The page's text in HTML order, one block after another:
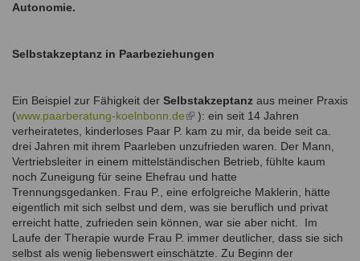
Autonomie.
Selbstakzeptanz in Paarbeziehungen
Ein Beispiel zur Fähigkeit der Selbstakzeptanz aus meiner Praxis
(www.paarberatung-koelnbonn.de(link
is
external)
): ein seit 14 Jahren
verheiratetes, kinderloses Paar P. kam zu mir, da beide seit ca.
drei Jahren mit ihrem Paarleben unzufrieden waren. Der Mann,
Vertriebsleiter in einem mittelständischen Betrieb, fühlte kaum
noch Zuneigung für seine Ehefrau und hatte
Trennungsgedanken. Frau P., eine erfolgreiche Maklerin, hätte
eigentlich mit sich selbst und dem, was sie beruflich und privat
erreicht hatte, zufrieden sein können, war sie aber nicht.
Im
Laufe der Therapie wurde Frau P. immer deutlicher, dass sie sich
selbst als wenig liebenswert einschätzte. Zu Beginn der